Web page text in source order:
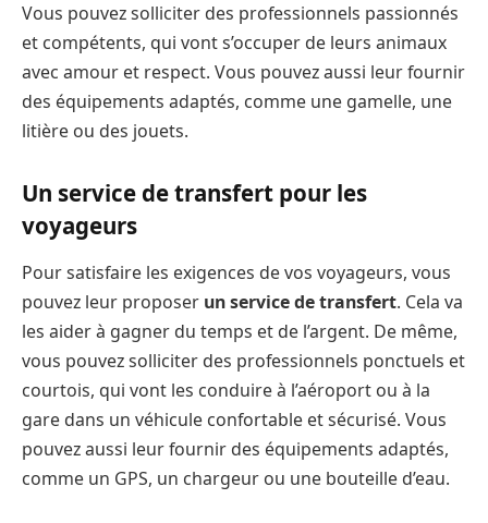
Vous pouvez solliciter des professionnels passionnés
et compétents, qui vont s’occuper de leurs animaux
avec amour et respect. Vous pouvez aussi leur fournir
des équipements adaptés, comme une gamelle, une
litière ou des jouets.
Un service de transfert pour les
voyageurs
Pour satisfaire les exigences de vos voyageurs, vous
pouvez leur proposer un service de transfert. Cela va
les aider à gagner du temps et de l’argent. De même,
vous pouvez solliciter des professionnels ponctuels et
courtois, qui vont les conduire à l’aéroport ou à la
gare dans un véhicule confortable et sécurisé. Vous
pouvez aussi leur fournir des équipements adaptés,
comme un GPS, un chargeur ou une bouteille d’eau.